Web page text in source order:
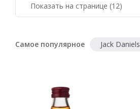
Самое популярное Jack Daniels
Шотландия
Ирландия